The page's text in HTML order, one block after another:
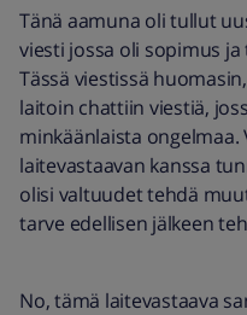
Tänä aamuna oli tullut
viesti jossa oli sopimus
Tässä viestissä
laitoin chattiin viestiä,
minkäänlaista
laitevastaavan kanssa
olisi valtuudet tehdä
tarve edellisen jälkeen
No, tämä laitevastaava